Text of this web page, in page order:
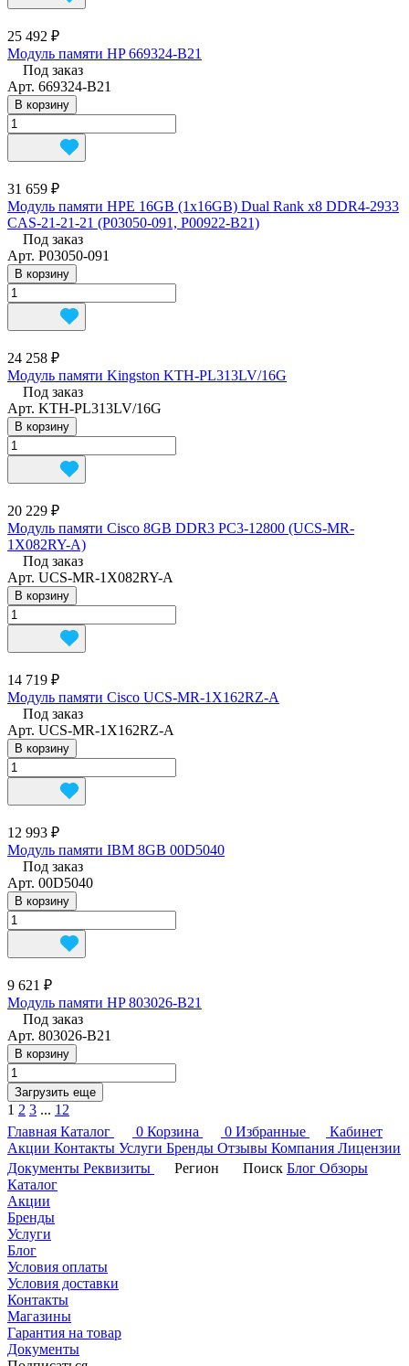
25 492 ₽
Модуль памяти HP 669324-B21
Под заказ
Арт. 669324-B21
В корзину
31 659 ₽
Модуль памяти HPE 16GB (1x16GB) Dual Rank x8 DDR4-2933
CAS-21-21-21 (P03050-091, P00922-B21)
Под заказ
Арт. P03050-091
В корзину
24 258 ₽
Модуль памяти Kingston KTH-PL313LV/16G
Под заказ
Арт. KTH-PL313LV/16G
В корзину
20 229 ₽
Модуль памяти Cisco 8GB DDR3 PC3-12800 (UCS-MR-
1X082RY-A)
Под заказ
Арт. UCS-MR-1X082RY-A
В корзину
14 719 ₽
Модуль памяти Cisco UCS-MR-1X162RZ-A
Под заказ
Арт. UCS-MR-1X162RZ-A
В корзину
12 993 ₽
Модуль памяти IBM 8GB 00D5040
Под заказ
Арт. 00D5040
В корзину
9 621 ₽
Модуль памяти HP 803026-B21
Под заказ
Арт. 803026-B21
В корзину
Загрузить еще
1 2 3 ... 12
Главная Каталог 0 Корзина 0 Избранные
Кабинет
Акции Контакты Услуги Бренды Отзывы Компания Лицензии
Документы Реквизиты Регион Поиск Блог Обзоры
Каталог
Акции
Бренды
Услуги
Блог
Условия оплаты
Условия доставки
Контакты
Магазины
Гарантия на товар
Документы